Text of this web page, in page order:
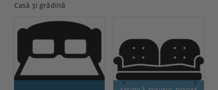
Casă și grădină